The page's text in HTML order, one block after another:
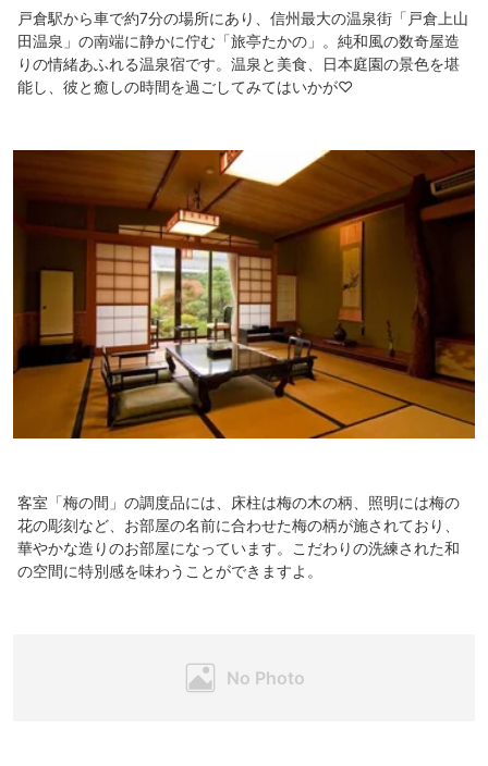
戸倉駅から車で約7分の場所にあり、信州最大の温泉街「戸倉上山
田温泉」の南端に静かに佇む「旅亭たかの」。純和風の数奇屋造
りの情緒あふれる温泉宿です。温泉と美食、日本庭園の景色を堪
能し、彼と癒しの時間を過ごしてみてはいかが♡
客室「梅の間」の調度品には、床柱は梅の木の柄、照明には梅の
花の彫刻など、お部屋の名前に合わせた梅の柄が施されており、
華やかな造りのお部屋になっています。こだわりの洗練された和
の空間に特別感を味わうことができますよ。